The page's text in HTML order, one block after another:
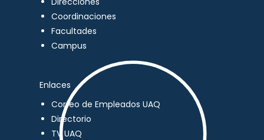
Coordinaciones
Facultades
Campus
Enlaces
Correo de Empleados UAQ
Directorio
TV UAQ